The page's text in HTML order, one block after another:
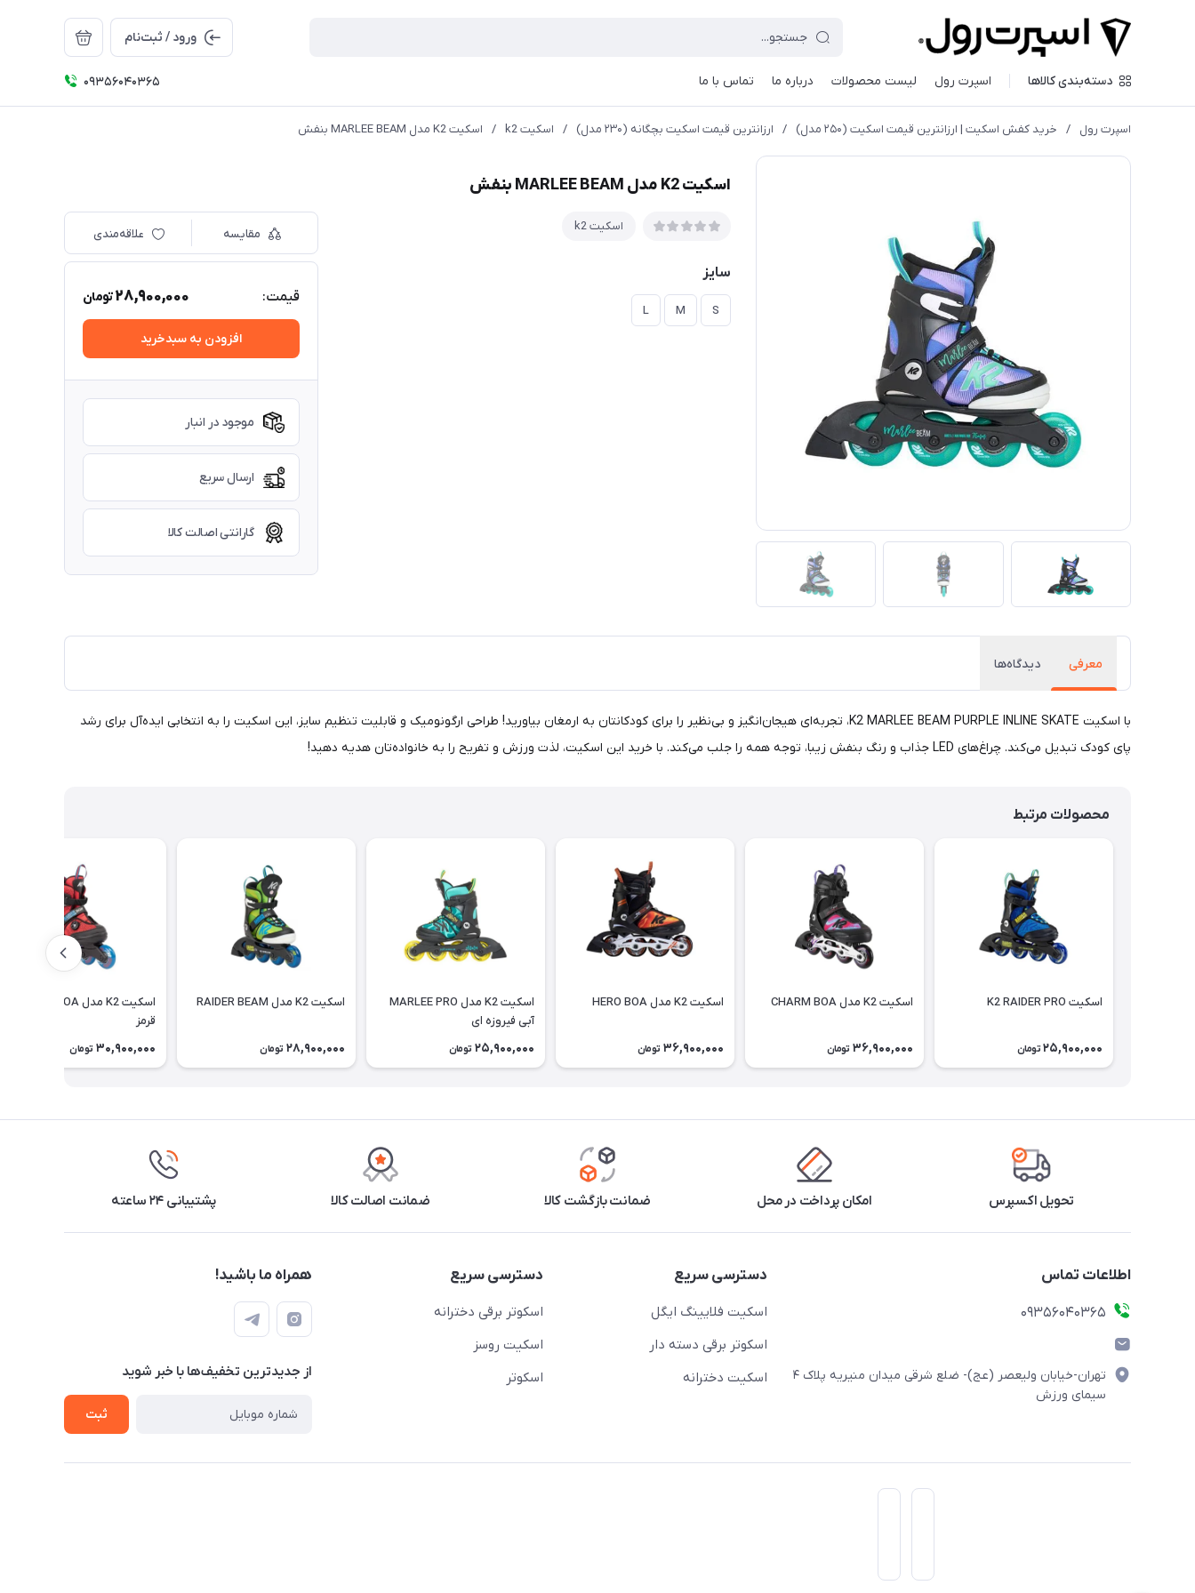
ورود / ثبت‌نام
دسته‌بندی کالاها اسپرت رول لیست محصولات درباره ما تماس با ما 09356040365
اسپرت رول / خريد كفش اسكيت | ارزانترين قيمت اسكيت (۲۵۰ مدل) / ارزانترين قيمت اسكيت بچگانه (۲۳۰ مدل) / اسکیت k2 / اسکیت K2 مدل MARLEE BEAM بنفش
اسکیت K2 مدل MARLEE BEAM بنفش
اسکیت k2
سایز
S
M
L
مقایسه علاقه‌مندی
قیمت: 28,900,000تومان
افزودن به سبدخرید
موجود در انبار
ارسال سریع
گارانتی اصالت کالا
معرفی دیدگاه‌ها
با اسکیت K2 MARLEE BEAM PURPLE INLINE SKATE، تجربه‌ای هیجان‌انگیز و بی‌نظیر را برای کودکانتان به ارمغان بیاورید! طراحی ارگونومیک و قابلیت تنظیم سایز، این اسکیت را به انتخابی ایده‌آل برای رشد
پای کودک تبدیل می‌کند. چراغ‌های LED جذاب و رنگ بنفش زیبا، توجه همه را جلب می‌کند. با خرید این اسکیت، لذت ورزش و تفریح را به خانواده‌تان هدیه دهید!
محصولات مرتبط
اسکیت K2 RAIDER PRO
25,900,000 تومان
اسکیت K2 مدل CHARM BOA
36,900,000 تومان
اسکیت K2 مدل HERO BOA
36,900,000 تومان
اسکیت K2 مدل MARLEE PRO
آبی فیروزه ای
25,900,000 تومان
اسکیت K2 مدل RAIDER BEAM
28,900,000 تومان
اسکیت K2 مدل RAIDER BOA
قرمز
30,900,000 تومان
تحویل اکسپرس امکان پرداخت در محل ضمانت بازگشت کالا ضمانت اصالت کالا پشتیبانی ۲۴ ساعته
اطلاعات تماس
۰۹۳۵۶۰۴۰۳۶۵
تهران-خیابان ولیعصر (عج)- ضلع شرقی میدان منیریه پلاک ۴
سیمای ورزش
دسترسی سریع
اسکیت فلایینگ ایگل
اسکوتر برقی دسته دار
اسکیت دخترانه
دسترسی سریع
اسکوتر برقی دخترانه
اسکیت روسز
اسکوتر
همراه ما باشید!
از جدید‌ترین تخفیف‌ها با‌ خبر شوید
ثبت